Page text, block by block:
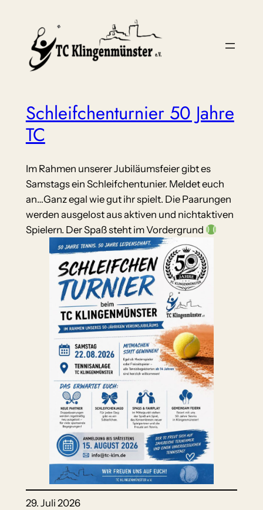
Schleifchenturnier 50 Jahre
TC
Im Rahmen unserer Jubiläumsfeier gibt es
Samstags ein Schleifchentunier. Meldet euch
an…Ganz egal wie gut ihr spielt. Die Paarungen
werden ausgelost aus aktiven und nichtaktiven
Spielern. Der Spaß steht im Vordergrund
29. Juli 2026